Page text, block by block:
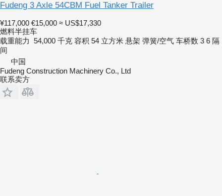
Fudeng 3 Axle 54CBM Fuel Tanker Trailer
¥117,000 €15,000 ≈ US$17,330
燃料半挂车
载重能力 54,000 千克 容积 54 立方米 悬架 弹簧/空气 车桥数 3 6 隔
间
中国
Fudeng Construction Machinery Co., Ltd
联系卖方